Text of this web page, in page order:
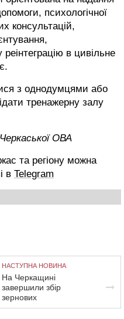
психологічної
консультацій,
в цивільне
з однодумцями або
тренажерну залу
ОВА
та регіону можна
в Telegram
НАСТУПНА НОВИНА
На Черкащині
завершили збір
зернових